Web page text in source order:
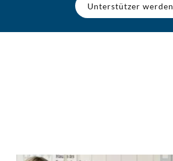
Unterstützer werden